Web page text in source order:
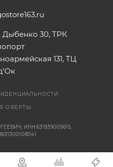
Дыбенко 30, ТРК
131, ТЦ
ОФЕРТЫ
ИНН:631939009615,